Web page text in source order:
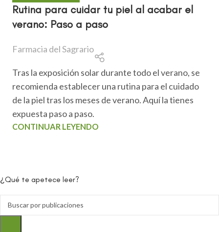
Rutina para cuidar tu piel al acabar el
verano: Paso a paso
Farmacia del Sagrario
Tras la exposición solar durante todo el verano, se
recomienda establecer una rutina para el cuidado
de la piel tras los meses de verano. Aquí la tienes
expuesta paso a paso.
CONTINUAR LEYENDO
¿Qué te apetece leer?